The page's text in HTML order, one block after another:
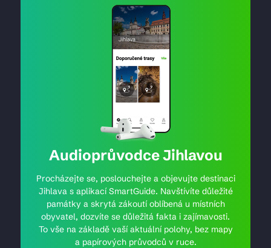
Audioprůvodce Jihlavou
Procházejte se, poslouchejte a objevujte destinaci
Jihlava s aplikací SmartGuide. Navštívíte důležité
památky a skrytá zákoutí oblíbená u místních
obyvatel, dozvíte se důležitá fakta i zajímavosti.
To vše na základě vaší aktuální polohy, bez mapy
a papírových průvodců v ruce.